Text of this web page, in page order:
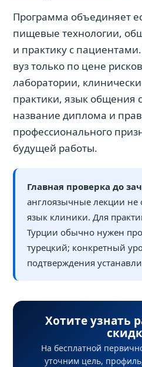
Программа объединяет
пищевые технологии,
и практику с
вуз только по цене
лаборатории,
практики, язык общения
название диплома и
профессионального
будущей работы.
Главная проверка до
англоязычные лекции
язык клиники. Для
Турции обычно нужен
турецкий; конкретный
подтверждения
Хотите узнать
На бесплатной
уточним цель,